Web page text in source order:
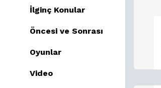
İlginç Konular
Öncesi ve Sonrası
Oyunlar
Video